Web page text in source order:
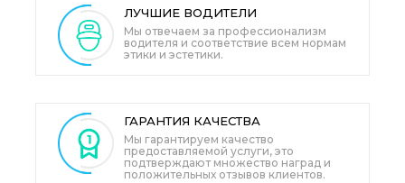
ЛУЧШИЕ ВОДИТЕЛИ
Мы отвечаем за профессионализм
водителя и соответствие всем нормам
этики и эстетики.
ГАРАНТИЯ КАЧЕСТВА
Мы гарантируем качество
предоставляемой услуги, это
подтверждают множество наград и
положительных отзывов клиентов.